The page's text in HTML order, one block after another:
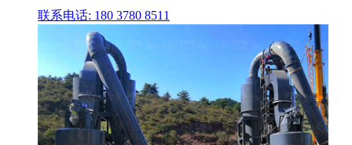
联系电话: 180 3780 8511